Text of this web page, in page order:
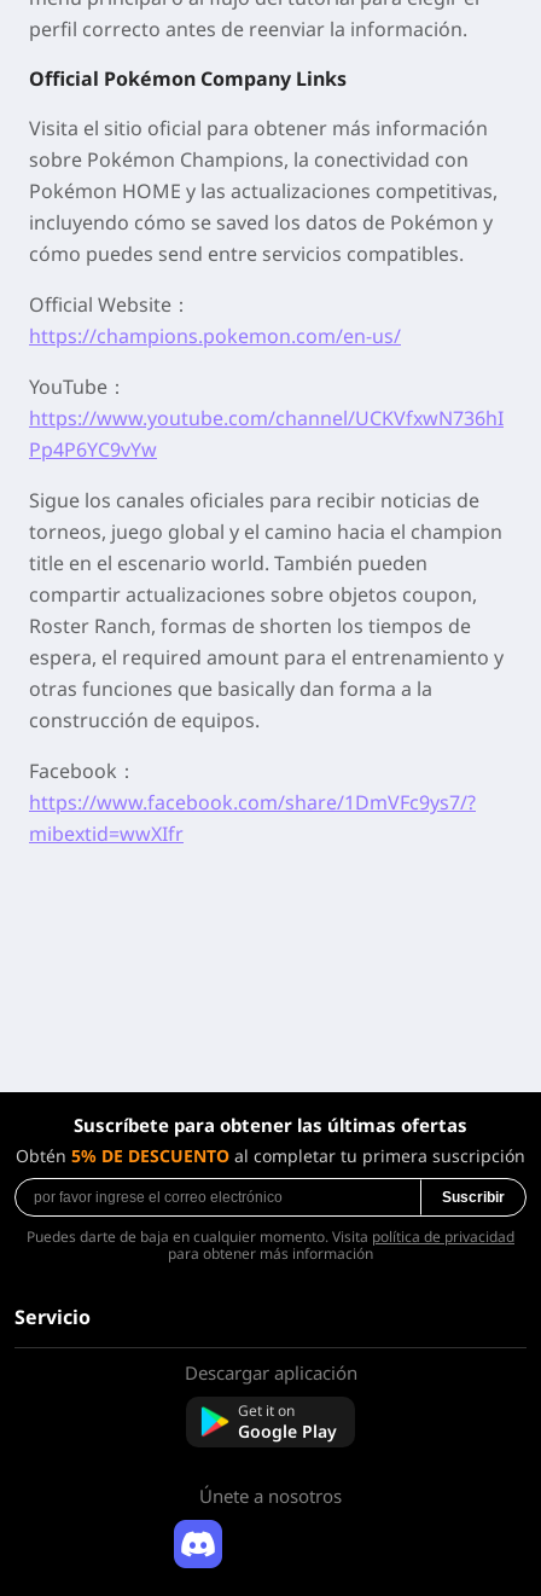
perfil correcto antes de reenviar la información.
Official Pokémon Company Links
Visita el sitio oficial para obtener más información
sobre Pokémon Champions, la conectividad con
Pokémon HOME y las actualizaciones competitivas,
incluyendo cómo se saved los datos de Pokémon y
cómo puedes send entre servicios compatibles.
Official Website：
https://champions.pokemon.com/en-us/
YouTube：
https://www.youtube.com/channel/UCKVfxwN736hI
Pp4P6YC9vYw
Sigue los canales oficiales para recibir noticias de
torneos, juego global y el camino hacia el champion
title en el escenario world. También pueden
compartir actualizaciones sobre objetos coupon,
Roster Ranch, formas de shorten los tiempos de
espera, el required amount para el entrenamiento y
otras funciones que basically dan forma a la
construcción de equipos.
Facebook：
https://www.facebook.com/share/1DmVFc9ys7/?
mibextid=wwXIfr
Suscríbete para obtener las últimas ofertas
Obtén 5% DE DESCUENTO al completar tu primera suscripción
Suscribir
Puedes darte de baja en cualquier momento. Visita política de privacidad
para obtener más información
Servicio
Descargar aplicación
Get it on
Google Play
Únete a nosotros